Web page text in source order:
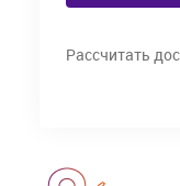
Рассчитать